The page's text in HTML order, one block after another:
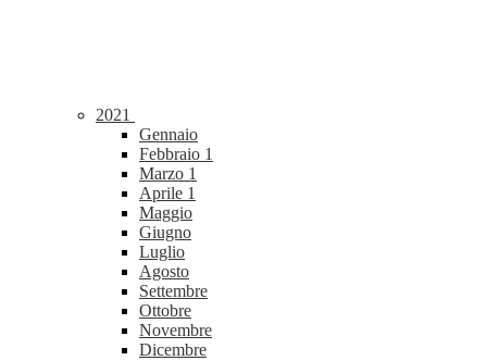
2021
Gennaio
Febbraio 1
Marzo 1
Aprile 1
Maggio
Giugno
Luglio
Agosto
Settembre
Ottobre
Novembre
Dicembre